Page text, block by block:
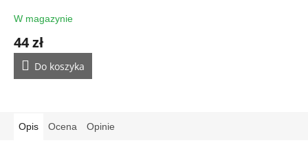
W magazynie
44 zł
Do koszyka
Opis Ocena Opinie